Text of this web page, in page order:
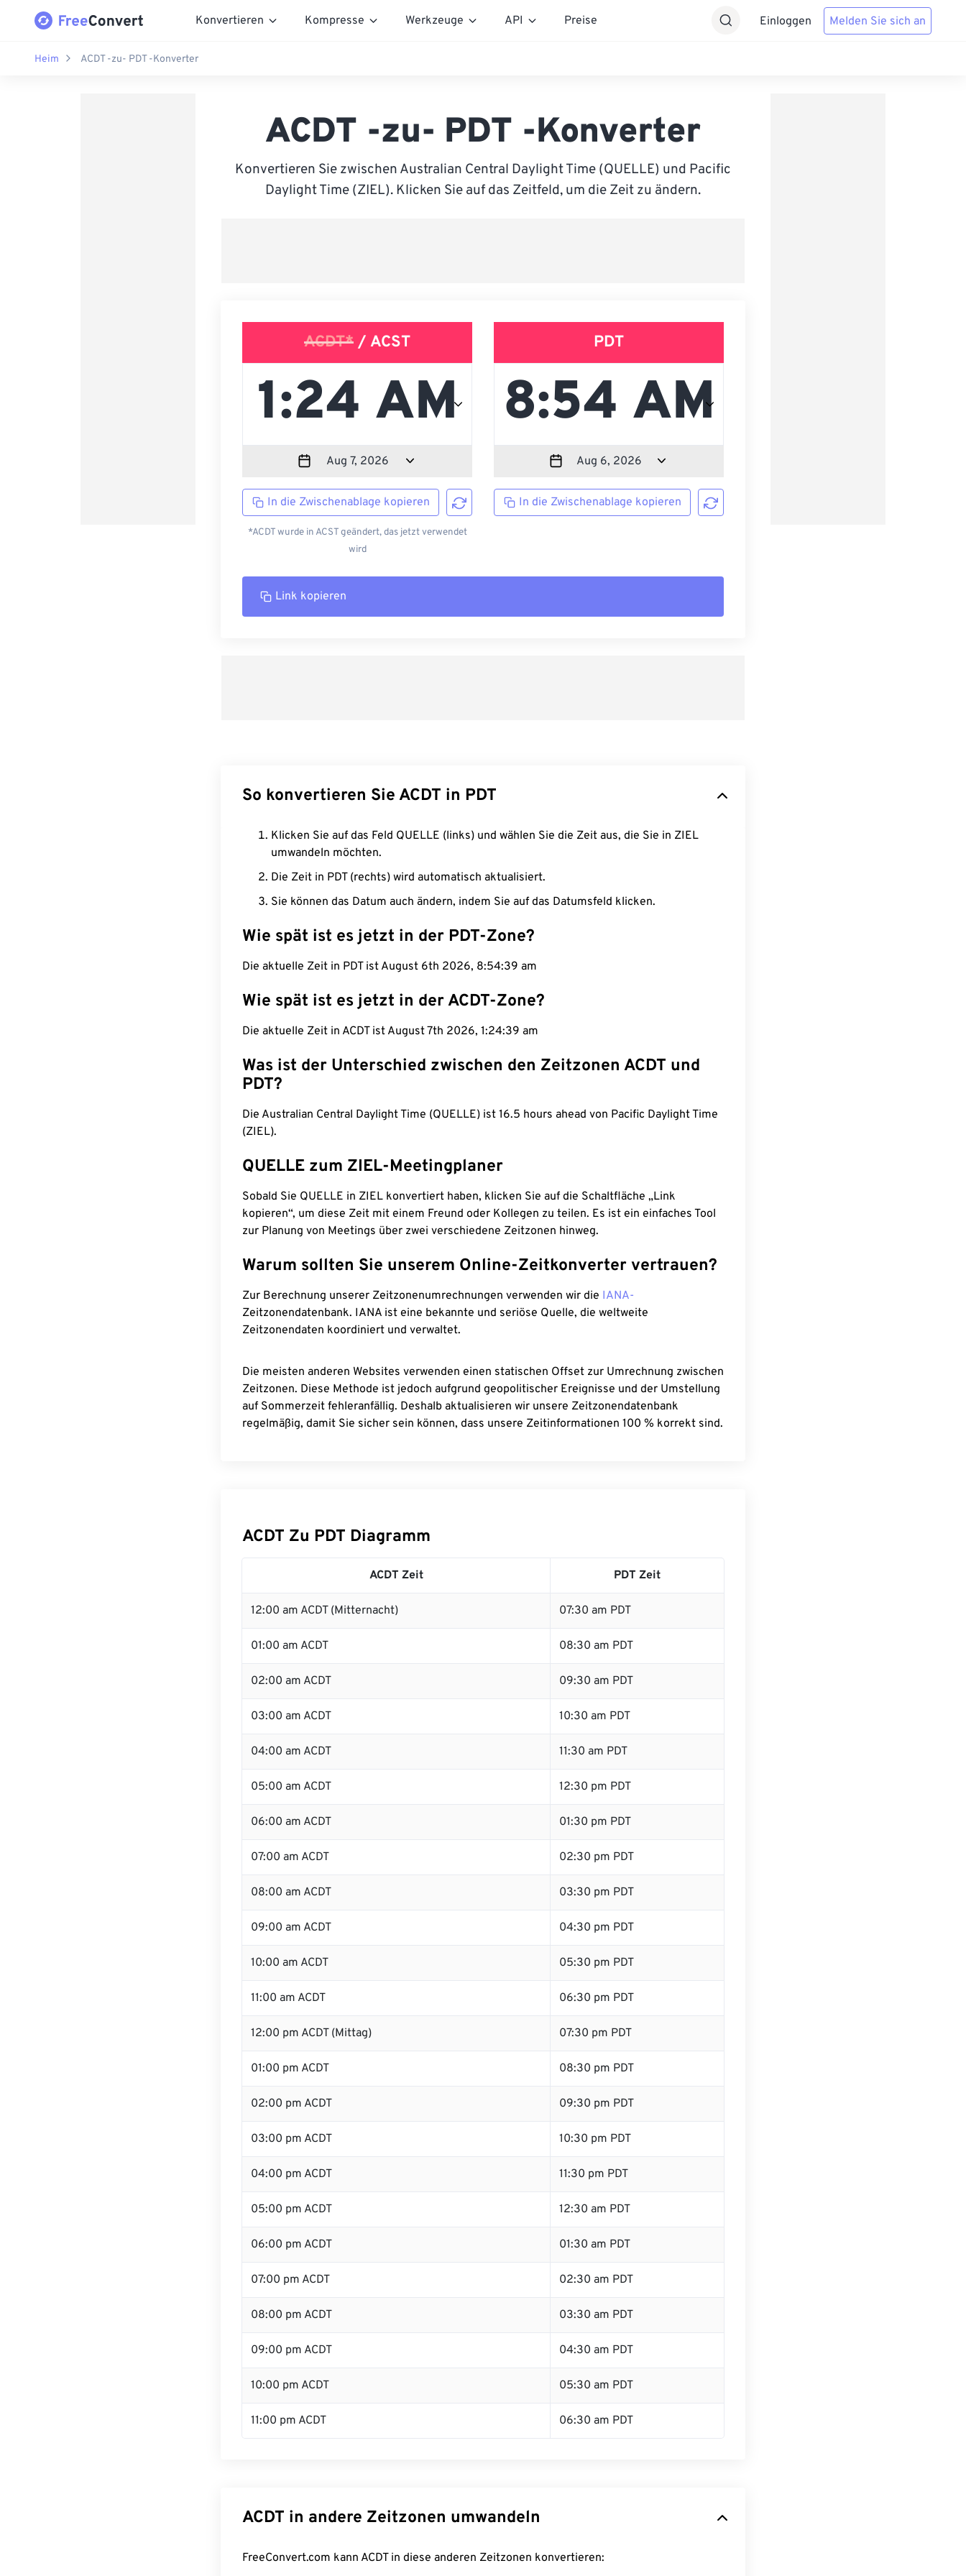
Konvertieren Kompresse Werkzeuge API Preise Einloggen Melden Sie sich an
Heim ACDT -zu- PDT -Konverter
ACDT -zu- PDT -Konverter
Konvertieren Sie zwischen Australian Central Daylight Time (QUELLE) und Pacific
Daylight Time (ZIEL). Klicken Sie auf das Zeitfeld, um die Zeit zu ändern.
ACDT* / ACST
In die Zwischenablage kopieren
*ACDT wurde in ACST geändert, das jetzt verwendet
wird
PDT
In die Zwischenablage kopieren
Link kopieren
So konvertieren Sie ACDT in PDT
Klicken Sie auf das Feld QUELLE (links) und wählen Sie die Zeit aus, die Sie in ZIEL
umwandeln möchten.
Die Zeit in PDT (rechts) wird automatisch aktualisiert.
Sie können das Datum auch ändern, indem Sie auf das Datumsfeld klicken.
Wie spät ist es jetzt in der PDT-Zone?
Die aktuelle Zeit in PDT ist August 6th 2026, 8:54:40 am
Wie spät ist es jetzt in der ACDT-Zone?
Die aktuelle Zeit in ACDT ist August 7th 2026, 1:24:40 am
Was ist der Unterschied zwischen den Zeitzonen ACDT und
PDT?
Die Australian Central Daylight Time (QUELLE) ist 16.5 hours ahead von Pacific Daylight Time
(ZIEL).
QUELLE zum ZIEL-Meetingplaner
Sobald Sie QUELLE in ZIEL konvertiert haben, klicken Sie auf die Schaltfläche „Link
kopieren“, um diese Zeit mit einem Freund oder Kollegen zu teilen. Es ist ein einfaches Tool
zur Planung von Meetings über zwei verschiedene Zeitzonen hinweg.
Warum sollten Sie unserem Online-Zeitkonverter vertrauen?
Zur Berechnung unserer Zeitzonenumrechnungen verwenden wir die IANA-
Zeitzonendatenbank. IANA ist eine bekannte und seriöse Quelle, die weltweite
Zeitzonendaten koordiniert und verwaltet.
Die meisten anderen Websites verwenden einen statischen Offset zur Umrechnung zwischen
Zeitzonen. Diese Methode ist jedoch aufgrund geopolitischer Ereignisse und der Umstellung
auf Sommerzeit fehleranfällig. Deshalb aktualisieren wir unsere Zeitzonendatenbank
regelmäßig, damit Sie sicher sein können, dass unsere Zeitinformationen 100 % korrekt sind.
ACDT Zu PDT Diagramm
ACDT Zeit PDT Zeit
12:00 am ACDT (Mitternacht) 07:30 am PDT
01:00 am ACDT 08:30 am PDT
02:00 am ACDT 09:30 am PDT
03:00 am ACDT 10:30 am PDT
04:00 am ACDT 11:30 am PDT
05:00 am ACDT 12:30 pm PDT
06:00 am ACDT 01:30 pm PDT
07:00 am ACDT 02:30 pm PDT
08:00 am ACDT 03:30 pm PDT
09:00 am ACDT 04:30 pm PDT
10:00 am ACDT 05:30 pm PDT
11:00 am ACDT 06:30 pm PDT
12:00 pm ACDT (Mittag) 07:30 pm PDT
01:00 pm ACDT 08:30 pm PDT
02:00 pm ACDT 09:30 pm PDT
03:00 pm ACDT 10:30 pm PDT
04:00 pm ACDT 11:30 pm PDT
05:00 pm ACDT 12:30 am PDT
06:00 pm ACDT 01:30 am PDT
07:00 pm ACDT 02:30 am PDT
08:00 pm ACDT 03:30 am PDT
09:00 pm ACDT 04:30 am PDT
10:00 pm ACDT 05:30 am PDT
11:00 pm ACDT 06:30 am PDT
ACDT in andere Zeitzonen umwandeln
FreeConvert.com kann ACDT in diese anderen Zeitzonen konvertieren: